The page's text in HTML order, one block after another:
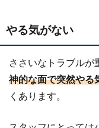
やる気がない
ささいなトラブルが
神的な面で突然やる
くあります。